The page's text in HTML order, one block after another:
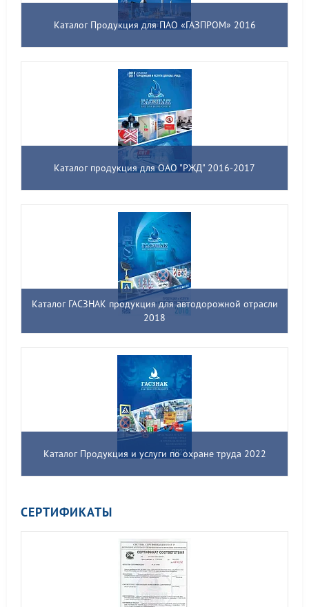
Каталог Продукция для ПАО «ГАЗПРОМ» 2016
Каталог продукция для ОАО "РЖД" 2016-2017
Каталог ГАСЗНАК продукция для автодорожной отрасли
2018
Каталог Продукция и услуги по охране труда 2022
СЕРТИФИКАТЫ